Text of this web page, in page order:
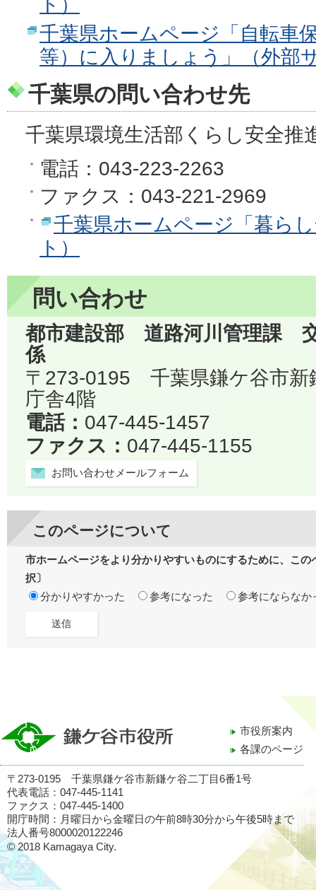
ト）
千葉県ホームページ「自転車
等）に入りましょう」（外部
千葉県の問い合わせ先
千葉県環境生活部くらし安全推
電話：043-223-2263
ファクス：043-221-2969
千葉県ホームページ「暮ら
ト）
問い合わせ
都市建設部 道路河川管理課
係
〒273-0195 千葉県鎌ケ谷市
庁舎4階
電話： 047-445-1457
ファクス： 047-445-1155
お問い合わせメールフォーム
このページについて
市ホームページをより分かりやすいものにするために、こ
択〕
分かりやすかった
参考になった 参考にならなか
市役所案内
各課のページ
〒273-0195 千葉県鎌ケ谷市新鎌ケ谷二丁目6番1号
代表電話：047-445-1141
ファクス：047-445-1400
開庁時間：月曜日から金曜日の午前8時30分から午後5時まで
法人番号8000020122246
© 2018 Kamagaya City.